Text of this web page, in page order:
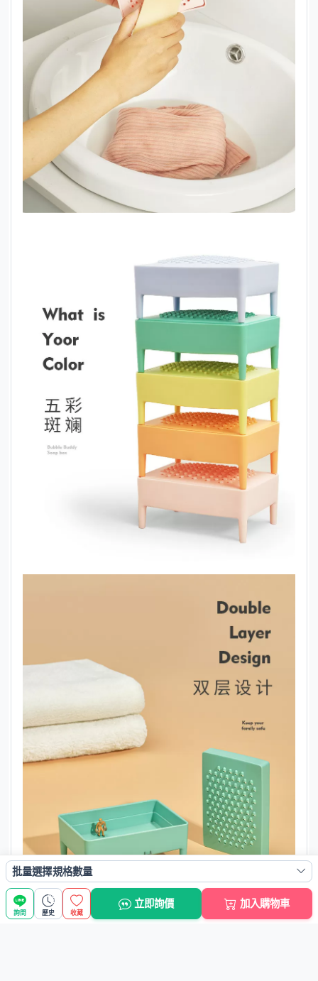
批量選擇規格數量
詢問 歷史 收藏
立即詢價 加入購物車